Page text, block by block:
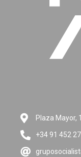
Plaza Mayor,
+34 91 452